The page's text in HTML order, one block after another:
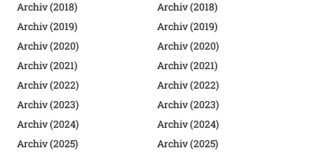
Archiv (2018)
Archiv (2019)
Archiv (2020)
Archiv (2021)
Archiv (2022)
Archiv (2023)
Archiv (2024)
Archiv (2025)
Archiv (2018)
Archiv (2019)
Archiv (2020)
Archiv (2021)
Archiv (2022)
Archiv (2023)
Archiv (2024)
Archiv (2025)